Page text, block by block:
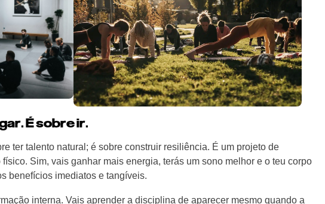
É sobre ir.
ter talento natural; é sobre construir resiliência. É um projeto de
Sim, vais ganhar mais energia, terás um sono melhor e o teu corpo
benefícios imediatos e tangíveis.
interna. Vais aprender a disciplina de aparecer mesmo quando a